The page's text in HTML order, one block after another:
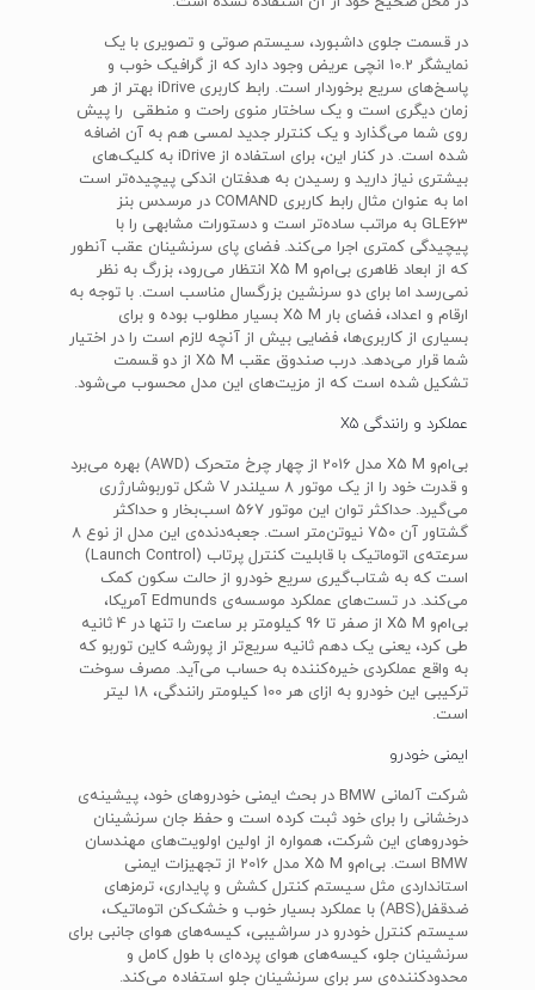
در قسمت جلوی داشبورد، سیستم صوتی و تصویری با یک
نمایشگر 10.2 انچی عریض وجود دارد که از گرافیک خوب و
پاسخ‌های سریع برخوردار است. رابط کاربری iDrive بهتر از هر
زمان دیگری است و یک ساختار منوی راحت و منطقی را پیش
روی شما می‌گذارد و یک کنترلر جدید لمسی هم به آن اضافه
شده است. در کنار این، برای استفاده از iDrive به کلیک‌های
بیشتری نیاز دارید و رسیدن به هدفتان اندکی پیچیده‌تر است
اما به عنوان مثال رابط کاربری COMAND در مرسدس بنز
GLE63 به مراتب ساده‌تر است و دستورات مشابهی را با
پیچیدگی کمتری اجرا می‌کند. فضای پای سرنشینان عقب آنطور
که از ابعاد ظاهری بی‌ام‌و X5 M انتظار می‌رود، بزرگ به نظر
نمی‌رسد اما برای دو سرنشین بزرگسال مناسب است. با توجه به
ارقام و اعداد، فضای بار X5 M بسیار مطلوب بوده و برای
بسیاری از کاربری‌ها، فضایی بیش از آنچه لازم است را در اختیار
شما قرار می‌دهد. درب صندوق عقب X5 M از دو قسمت
تشکیل شده است که از مزیت‌های این مدل محسوب می‌شود.
عملکرد و رانندگی X5
بی‌ام‌و X5 M مدل 2016 از چهار چرخ متحرک (AWD) بهره می‌برد
و قدرت خود را از یک موتور 8 سیلندر V شکل توربوشارژری
می‌گیرد. حداکثر توان این موتور 567 اسب‌بخار و حداکثر
گشتاور آن 750 نیوتن‌متر است. جعبه‌دنده‌ی این مدل از نوع 8
سرعته‌ی اتوماتیک با قابلیت کنترل پرتاب (Launch Control)
است که به شتاب‌گیری سریع خودرو از حالت سکون کمک
می‌کند. در تست‌های عملکرد موسسه‌ی Edmunds آمریکا،
بی‌ام‌و X5 M از صفر تا 96 کیلومتر بر ساعت را تنها در 4 ثانیه
طی کرد، یعنی یک دهم ثانیه سریع‌تر از پورشه کاین توربو که
به واقع عملکردی خیره‌کننده به حساب می‌آید. مصرف سوخت
ترکیبی این خودرو به ازای هر 100 کیلومتر رانندگی، 18 لیتر
است.
ایمنی خودرو
شرکت آلمانی BMW در بحث ایمنی خودروهای خود، پیشینه‌ی
درخشانی را برای خود ثبت کرده است و حفظ جان سرنشینان
خودروهای این شرکت، همواره از اولین اولویت‌های مهندسان
BMW است. بی‌ام‌و X5 M مدل 2016 از تجهیزات ایمنی
استانداردی مثل سیستم کنترل کشش و پایداری، ترمزهای
ضدقفل(ABS) با عملکرد بسیار خوب و خشک‌کن اتوماتیک،
سیستم کنترل خودرو در سراشیبی، کیسه‌های هوای جانبی برای
سرنشینان جلو، کیسه‌های هوای پرده‌ای با طول کامل و
محدودکننده‌ی سر برای سرنشینان جلو استفاده می‌کند.